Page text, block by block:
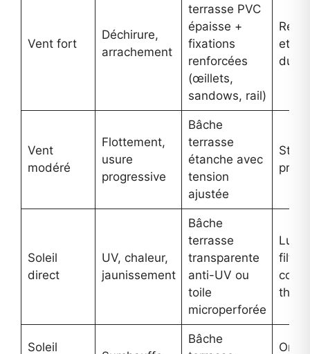
Vent fort
Déchirure,
arrachement
terrasse PVC
épaisse +
fixations
renforcées
(œillets,
sandows, rail)
et
Vent
modéré
Flottement,
usure
progressive
Bâche
terrasse
étanche avec
tension
ajustée
Soleil
direct
UV, chaleur,
jaunissement
Bâche
terrasse
transparente
anti-UV ou
toile
microperforée
Soleil
Bâche